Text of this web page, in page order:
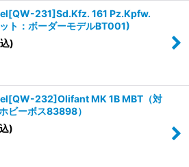
231]Sd.Kfz. 161 Pz.Kpfw.
ト：ボーダーモデルBT001)
)
232]Olifant MK 1B MBT（対
ビーボス83898）
)